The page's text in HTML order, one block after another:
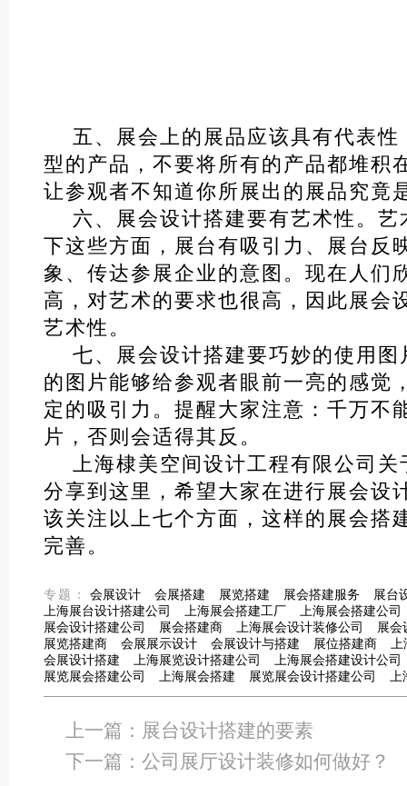
五、展会上的展品应该具有代表性
型的产品，不要将所有的产品都堆积
让参观者不知道你所展出的展品究竟
六、展会设计搭建要有艺术性。艺
下这些方面，展台有吸引力、展台反
象、传达参展企业的意图。现在人们
高，对艺术的要求也很高，因此展会
艺术性。
七、展会设计搭建要巧妙的使用图
的图片能够给参观者眼前一亮的感觉
定的吸引力。提醒大家注意：千万不
片，否则会适得其反。
上海棣美空间设计工程有限公司关
分享到这里，希望大家在进行展会设
该关注以上七个方面，这样的展会搭
完善。
专题： 会展设计 会展搭建 展览搭建 展会搭建服务
展台
上海展台设计搭建公司
上海展会搭建工厂
上海展会搭建公司
展会设计搭建公司
展会搭建商 上海展会设计装修公司
展会
展览搭建商
会展展示设计 会展设计与搭建 展位搭建商
会展设计搭建
上海展览设计搭建公司
上海展会搭建设计公司
展览展会搭建公司
上海展会搭建 展览展会设计搭建公司
上一篇： 展台设计搭建的要素
下一篇：公司展厅设计装修如何做好？